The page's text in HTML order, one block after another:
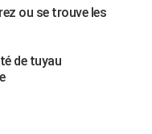
ou se trouve les
de tuyau